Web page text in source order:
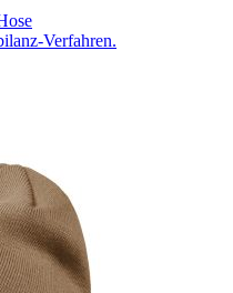
Verfahren.